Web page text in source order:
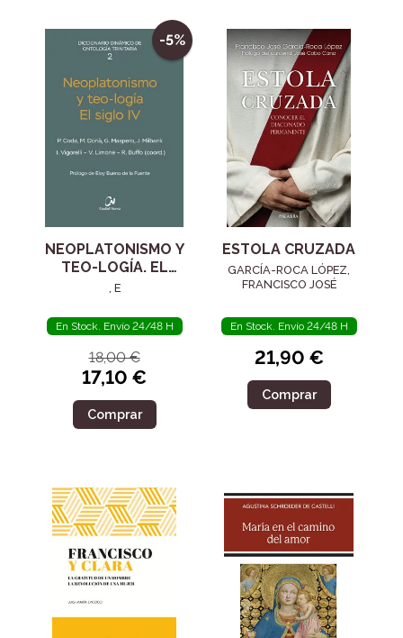
-5%
NEOPLATONISMO Y
TEO-LOGÍA. EL
SIGLO IV
, E
En Stock. Envío 24/48 H
18,00 €
17,10 €
Comprar
ESTOLA CRUZADA
GARCÍA-ROCA LÓPEZ,
FRANCISCO JOSÉ
En Stock. Envío 24/48 H
21,90 €
Comprar